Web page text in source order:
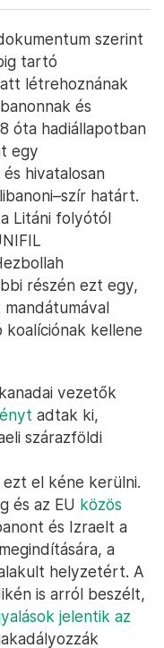
szerint
tartó
létrehoznának
és
óta hadiállapotban
egy
hivatalosan
határt.
Litáni folyótól
részén ezt egy,
mandátumával
kellene
vezetők
adtak ki,
szárazföldi
el kéne kerülni.
és az EU közös
és Izraelt a
a
helyzetért. A
is arról beszélt,
jelentik az